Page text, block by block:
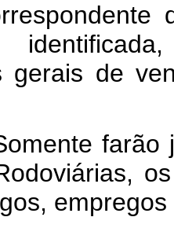
gerais de
farão